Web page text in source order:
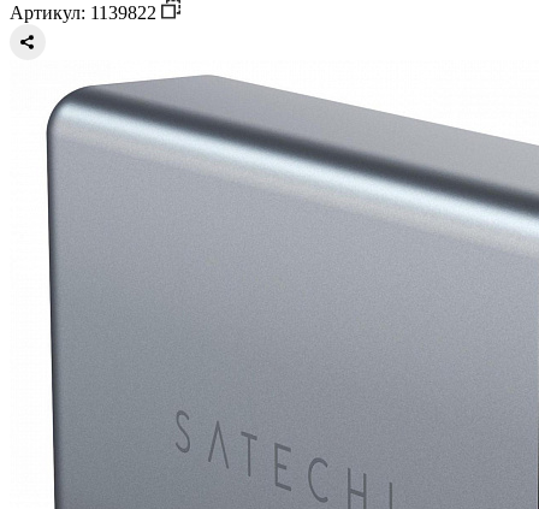
Артикул: 1139822